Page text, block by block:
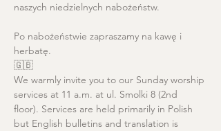
naszych niedzielnych nabożeństw.
Po nabożeństwie zapraszamy na kawę i
herbatę.
🇬🇧
We warmly invite you to our Sunday worship
services at 11 a.m. at ul. Smolki 8 (2nd
floor). Services are held primarily in Polish
but English bulletins and translation is